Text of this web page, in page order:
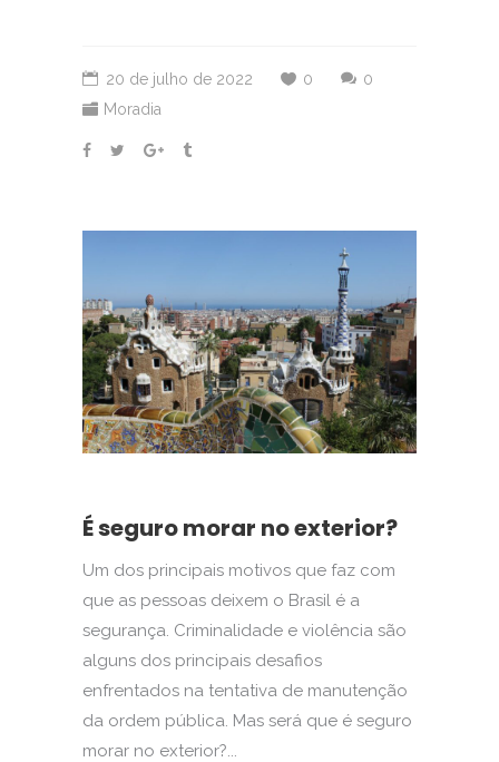
20 de julho de 2022 0
0
Moradia
É seguro morar no exterior?
Um dos principais motivos que faz com
que as pessoas deixem o Brasil é a
segurança. Criminalidade e violência são
alguns dos principais desafios
enfrentados na tentativa de manutenção
da ordem pública. Mas será que é seguro
morar no exterior?...